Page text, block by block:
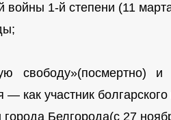
войны 1-й степени (11
свободу»(посмертно) и
— как участник
Белгорода(с 27